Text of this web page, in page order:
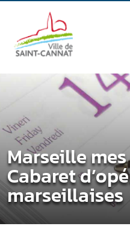
Marseille
Cabaret
marseillaises